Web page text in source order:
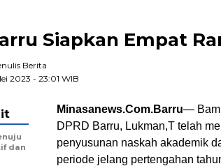
Siapkan Empat
Berita
2023 - 23:01 WIB
Minasanews.Com.Barru—
DPRD Barru, Lukman,T telah
penyusunan naskah akademik
periode jelang pertengahan
dan